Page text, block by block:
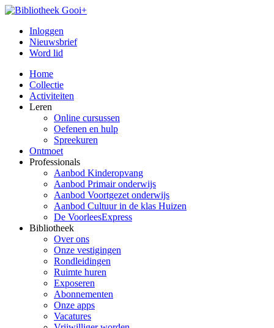
Inloggen
Nieuwsbrief
Word lid
Home
Collectie
Activiteiten
Leren
Online cursussen
Oefenen en hulp
Spreekuren
Ontmoet
Professionals
Aanbod Kinderopvang
Aanbod Primair onderwijs
Aanbod Voortgezet onderwijs
Aanbod Cultuur in de klas Huizen
De VoorleesExpress
Bibliotheek
Over ons
Onze vestigingen
Rondleidingen
Ruimte huren
Exposeren
Abonnementen
Onze apps
Vacatures